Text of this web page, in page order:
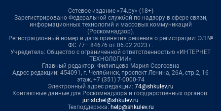
Сетевое издание «74.ру» (18+)
Зарегистрировано Федеральной службой по надзору в сфере связи,
информационных технологий и массовых коммуникаций
(Роскомнадзор).
Регистрационный номер и дата принятия решения о регистрации: ЭЛ №
ФС 77– 84676 от 06.02.2023 г.
Учредитель: Общество с ограниченной ответственностью «ИНТЕРНЕТ
ТЕХНОЛОГИИ»
Главный редактор: Филипцева Мария Сергеевна
Адрес редакции: 454091, г. Челябинск, проспект Ленина, 26А, стр.2, 16
этаж, +7 (351) 7-0000-74
Электронный адрес редакции: 74@shkulev.ru
Контактные данные для Роскомнадзора и государственных органов:
juristchel@shkulev.ru
Техподдержка: help@shkulev.ru